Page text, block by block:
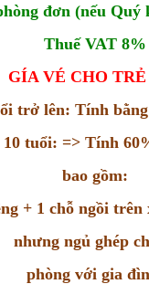
đơn (nếu Quý
Thuế VAT 8%
GÍA VÉ CHO
trở lên: Tính
tuổi: => Tính
bao gồm:
+ 1 chỗ ngồi trên
nhưng ngủ ghép
phòng với gia